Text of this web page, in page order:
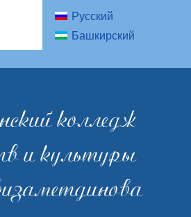
Русский
Башкирский
колледж
и культуры